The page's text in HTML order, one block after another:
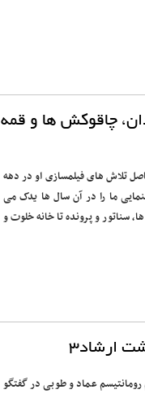
چاقوکش ها و قمه
تلاش های فیلمسازی او در دهه
سینمایی ما را در آن سال ها یدک می
سناتور و پرونده تا خانه خلوت و
ارشاد۳
عماد و طوبی در گفتگو